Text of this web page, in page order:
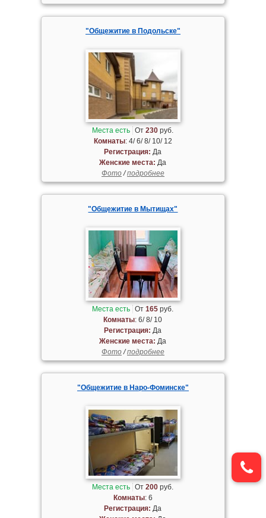
"Общежитие в Подольске"
Места есть От230 руб.
Комнаты: 4/ 6/ 8/ 10/ 12
Регистрация: Да
Женские места: Да
Фото/подробнее
"Общежитие в Мытищах"
Места есть От165 руб.
Комнаты: 6/ 8/ 10
Регистрация: Да
Женские места: Да
Фото/подробнее
"Общежитие в Наро-Фоминске"
Места есть От200 руб.
Комнаты: 6
Регистрация: Да